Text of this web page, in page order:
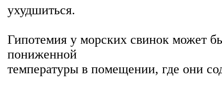
ухудшиться.
Гипотемия у морских свинок может
пониженной
температуры в помещении, где они